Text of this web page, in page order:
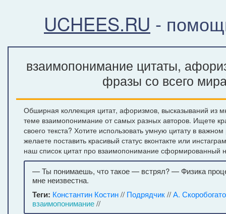
UCHEES.RU -
взаимопонимание цитаты,
фразы со всего
Обширная коллекция цитат, афоризмов, высказываний из
теме взаимопонимание от самых разных авторов. Ищете
своего текста? Хотите использовать умную цитату в
желаете поставить красивый статус вконтакте или
наш список цитат про взаимопонимание сформированный
— Ты понимаешь, что такое — встрял? — Физика
мне неизвестна.
Теги: Константин Костин// Подрядчик//А.
взаимопонимание//